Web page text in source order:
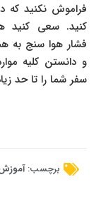
فراموش نکنید که
کنید. سعی کنید
فشار هوا سنج به
و دانستن کلیه
سفر شما را تا حد
برچسب: